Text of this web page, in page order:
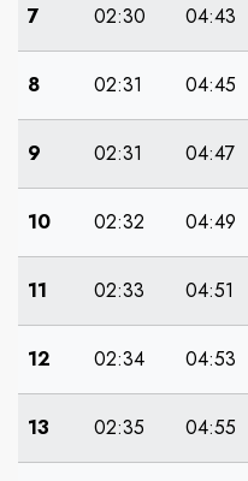
7 02:30 04:43
8 02:31 04:45
9 02:31 04:47
10 02:32 04:49
11 02:33 04:51
12 02:34 04:53
13 02:35 04:55